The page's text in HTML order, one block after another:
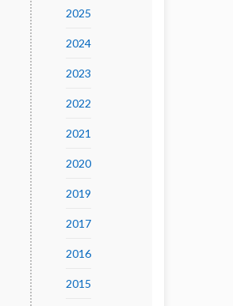
2025
2024
2023
2022
2021
2020
2019
2017
2016
2015